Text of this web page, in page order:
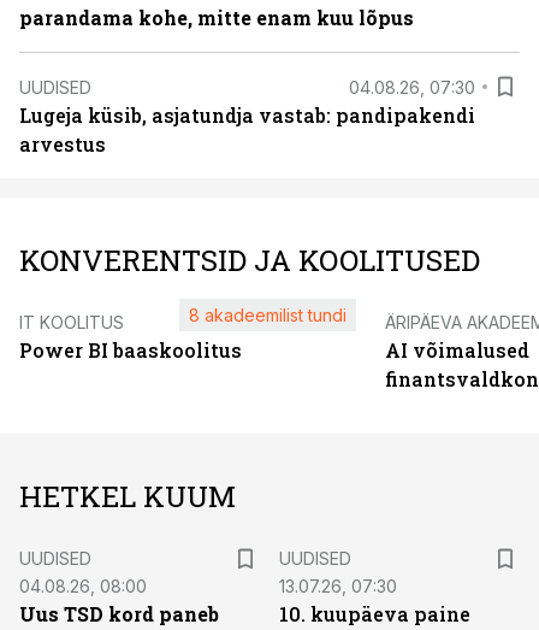
parandama kohe, mitte enam kuu lõpus
UUDISED 04.08.26, 07:30
Lugeja küsib, asjatundja vastab: pandipakendi
arvestus
KONVERENTSID JA KOOLITUSED
IT KOOLITUS
Power BI baaskoolitus
8 akadeemilist tundi ÄRIPÄEVA
AI võimalused
HETKEL KUUM
UUDISED
04.08.26, 08:00
Uus TSD kord paneb
UUDISED
13.07.26, 07:30
10. kuupäeva paine